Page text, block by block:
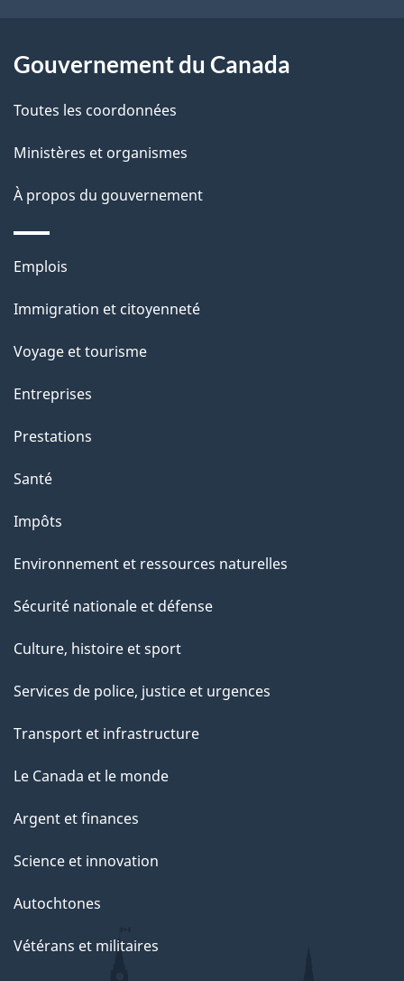
a
p
a
g
e
t
o
a
t
i
o
n
s
u
r
c
t
e
p
a
e
site
Gouvernement du Canada
Toutes les coordonnées
Ministères et organismes
À propos du gouvernement
Thèmes
sujets
Emplois
Immigration et citoyenneté
Voyage et tourisme
Entreprises
Prestations
Santé
Impôts
Environnement et ressources naturelles
Sécurité nationale et défense
Culture, histoire et sport
Services de police, justice et urgences
Transport et infrastructure
Le Canada et le monde
Argent et finances
Science et innovation
Autochtones
Vétérans et militaires